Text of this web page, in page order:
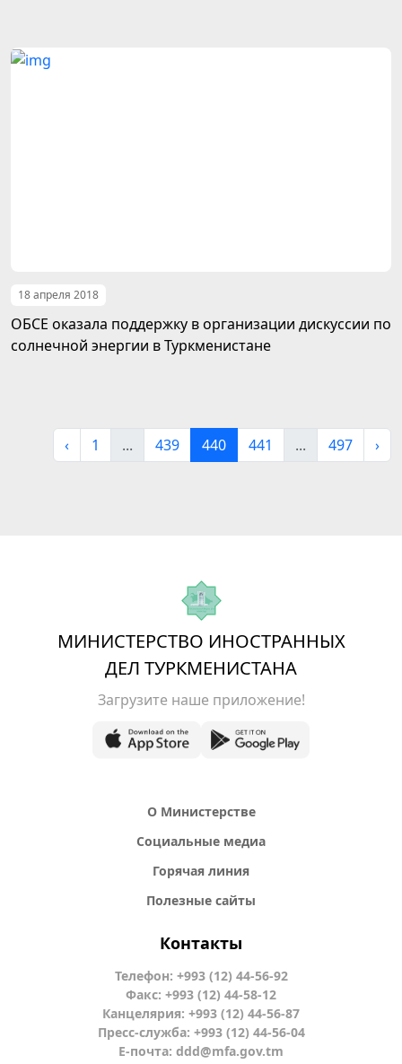
18 апреля 2018
ОБСЕ оказала поддержку в организации дискуссии по
солнечной энергии в Туркменистане
‹ 1 ... 439 440 441 ... 497 ›
МИНИСТЕРСТВО ИНОСТРАННЫХ
ДЕЛ ТУРКМЕНИСТАНА
Загрузите наше приложение!
О Министерстве
Социальные медиа
Горячая линия
Полезные сайты
Контакты
Телефон: +993 (12) 44-56-92
Факс: +993 (12) 44-58-12
Канцелярия: +993 (12) 44-56-87
Пресс-служба: +993 (12) 44-56-04
Е-почта: ddd@mfa.gov.tm